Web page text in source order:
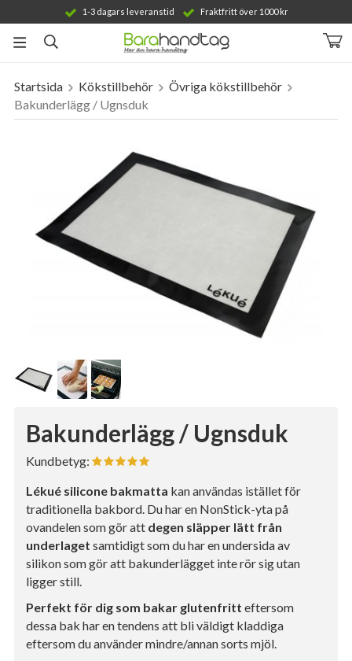
1-3 dagars leveranstid Fraktfritt över 1000 kr
Produkten har blivit tillagd i varukorgen
Startsida Kökstillbehör
Övriga kökstillbehör
Bakunderlägg / Ugnsduk
Bakunderlägg / Ugnsduk
Kundbetyg:
Lékué silicone bakmatta kan användas istället för
traditionella bakbord. Du har en NonStick-yta på
ovandelen som gör att degen släpper lätt från
underlaget samtidigt som du har en undersida av
silikon som gör att bakunderlägget inte rör sig utan
ligger still.
Perfekt för dig som bakar glutenfritt eftersom
dessa bak har en tendens att bli väldigt kladdiga
eftersom du använder mindre/annan sorts mjöl.